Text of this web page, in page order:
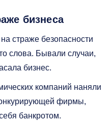
бизнеса
страже безопасности
слова. Бывали случаи,
бизнес.
компаний наняли
фирмы,
банкротом.